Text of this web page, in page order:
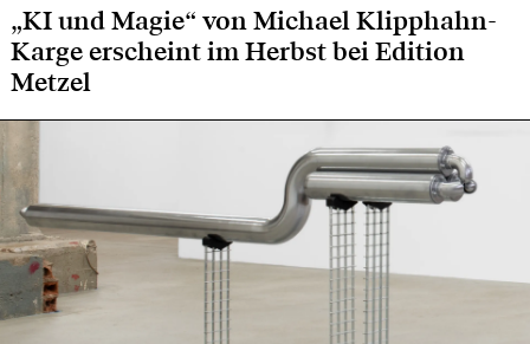
„KI und Magie“ von Michael Klipphahn-
Karge erscheint im Herbst bei Edition
Metzel